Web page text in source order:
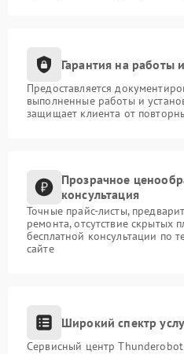
Гарантия на работы
Предоставляется
выполненные работы и
защищает клиента от
Прозрачное
консультация
Точные прайс-листы,
ремонта, отсутствие скрытых
бесплатной консультации по
сайте
Широкий спектр
Сервисный центр Thunderobot